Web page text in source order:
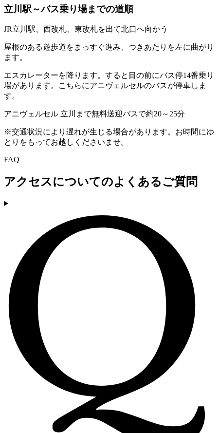
立川駅～バス乗り場までの道順
JR立川駅、西改札、東改札を出て北口へ向かう
屋根のある遊歩道をまっすぐ進み、つきあたりを左に曲がり
ます。
エスカレーターを降ります。すると目の前にバス停14番乗り
場があります。こちらにアニヴェルセルのバスが停車しま
す。
アニヴェルセル 立川まで無料送迎バスで約20～25分
※交通状況により遅れが生じる場合があります。お時間にゆ
とりをもってお越しくださいませ。
FAQ
アクセスについてのよくあるご質問